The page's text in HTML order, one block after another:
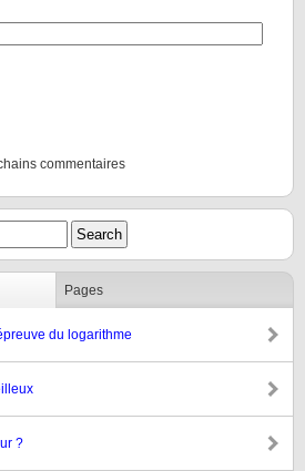
commentaires
Pages
du logarithme
?